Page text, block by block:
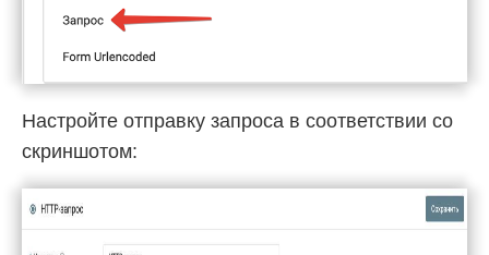
Настройте отправку запроса в соответствии со
скриншотом: